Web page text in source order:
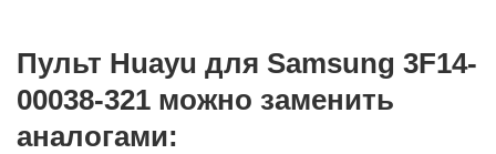
Пульт Huayu для Samsung 3F14-
00038-321 можно заменить
аналогами: